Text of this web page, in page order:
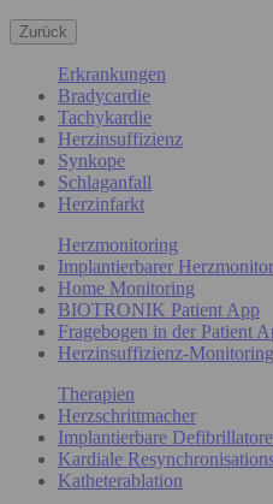
Zurück
Erkrankungen
Bradycardie
Tachykardie
Herzinsuffizienz
Synkope
Schlaganfall
Herzinfarkt
Herzmonitoring
Implantierbarer Herzmonitor
Home Monitoring
BIOTRONIK Patient App
Fragebogen in der Patient
Herzinsuffizienz-Monitoring
Therapien
Herzschrittmacher
Implantierbare
Kardiale
Katheterablation